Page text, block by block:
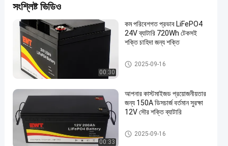
18650
লি-
আয়ন
ব্যাটারি
প্যাক
লিথিয়াম
আয়রন
ফসফেট
ব্যাটারি
2025-
24
মতামত
এখন চ্যাট
শেয়ার করুন
#
সংশ্লিষ্ট ভিডিও
00:30
কম পরিবেশগত প্রভাব LiFePO4
24V ব্যাটারি 720Wh টেকসই
শক্তি চাহিদা জন্য শক্তি
24 ভোল্ট লিথিয়াম আয়রন ফসফেট ব্যাটারি
2025-09-16
00:33
আপনার কাস্টমাইজড প্রয়োজনীয়তার
জন্য 150A ডিসচার্জ বর্তমান সুরক্ষা
12V সৌর শক্তি ব্যাটারি
১২ ভোল্ট লিথিয়াম আয়রন ফসফেট ব্যাটারি
2025-09-16